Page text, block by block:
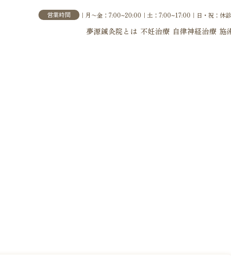
営業時間 ｜月〜金：7:00~20:00｜土：7:00~17:00｜ 日・祝：休診
夢源鍼灸院とは 不妊治療 自律神経治療 施